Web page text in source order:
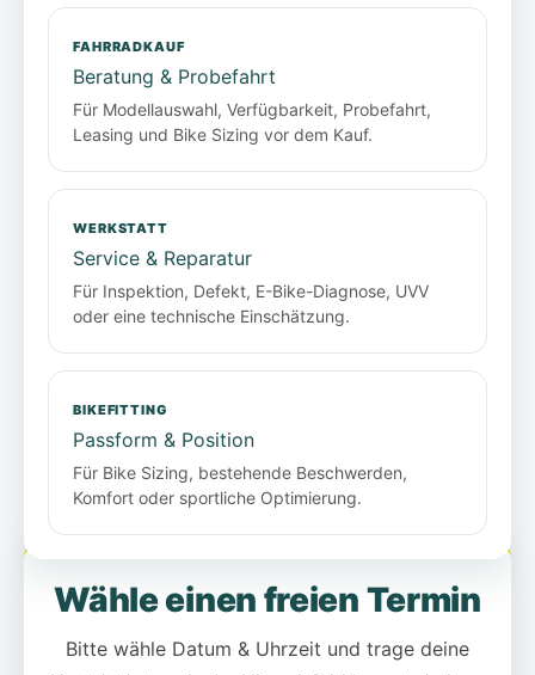
FAHRRADKAUF
Beratung & Probefahrt
Für Modellauswahl, Verfügbarkeit, Probefahrt,
Leasing und Bike Sizing vor dem Kauf.
WERKSTATT
Service & Reparatur
Für Inspektion, Defekt, E-Bike-Diagnose, UVV
oder eine technische Einschätzung.
BIKEFITTING
Passform & Position
Für Bike Sizing, bestehende Beschwerden,
Komfort oder sportliche Optimierung.
Wähle einen freien Termin
Bitte wähle Datum & Uhrzeit und trage deine